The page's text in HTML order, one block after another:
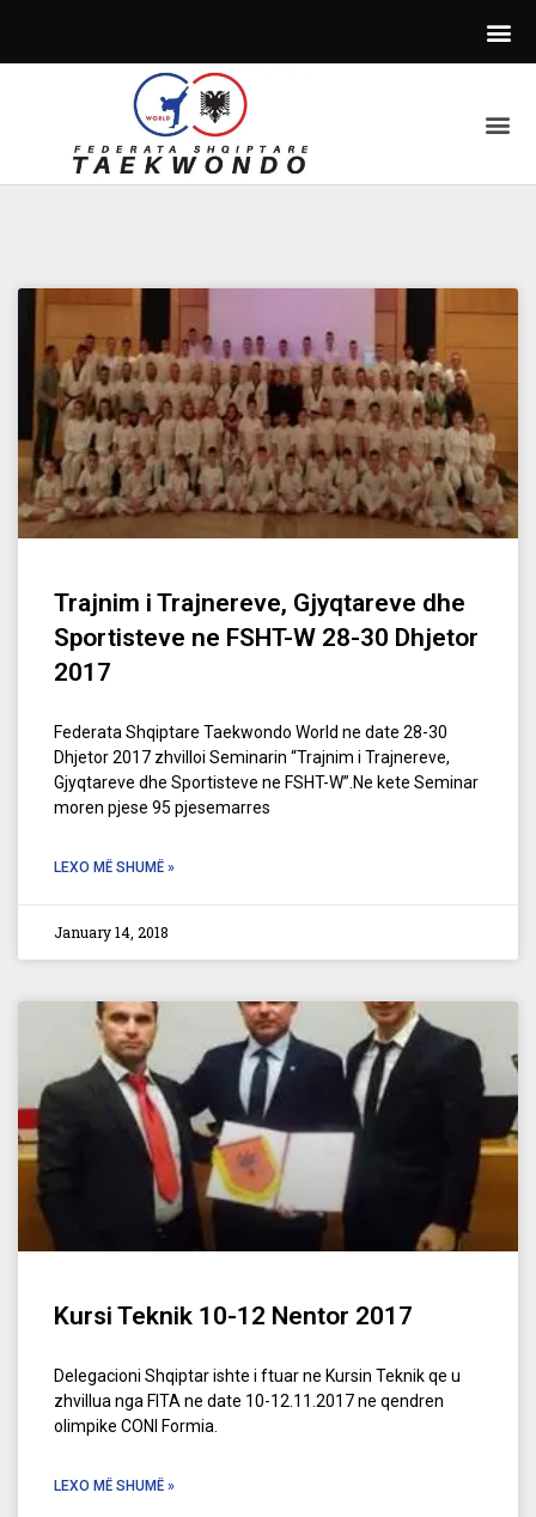
Trajnim i Trajnereve, Gjyqtareve dhe
Sportisteve ne FSHT-W 28-30 Dhjetor
2017
Federata Shqiptare Taekwondo World ne date 28-30
Dhjetor 2017 zhvilloi Seminarin “Trajnim i Trajnereve,
Gjyqtareve dhe Sportisteve ne FSHT-W”.Ne kete Seminar
moren pjese 95 pjesemarres
LEXO MË SHUMË »
January 14, 2018
Kursi Teknik 10-12 Nentor 2017
Delegacioni Shqiptar ishte i ftuar ne Kursin Teknik qe u
zhvillua nga FITA ne date 10-12.11.2017 ne qendren
olimpike CONI Formia.
LEXO MË SHUMË »